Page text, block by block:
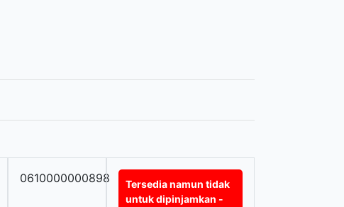
0610000000898
Tersedia namun tidak
untuk dipinjamkan -